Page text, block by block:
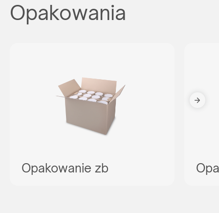
Opakowania
Opakowanie zb